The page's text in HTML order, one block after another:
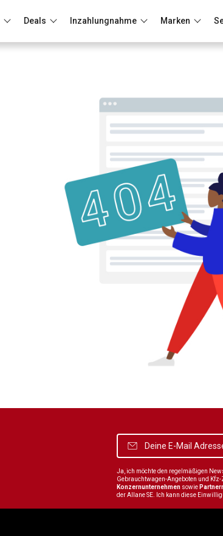
Deals Inzahlungnahme Marken
Ja, ich möchte den regelmäßigen
Gebrauchtwagen-Angeboten und Kfz-
Konzernunternehmen sowie
der Allane SE. Ich kann diese